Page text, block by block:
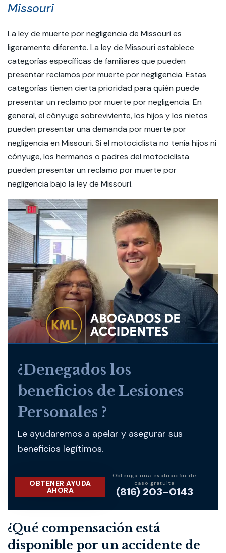
Missouri
La ley de muerte por negligencia de Missouri es
ligeramente diferente. La ley de Missouri establece
categorías específicas de familiares que pueden
presentar reclamos por muerte por negligencia. Estas
categorías tienen cierta prioridad para quién puede
presentar un reclamo por muerte por negligencia. En
general, el cónyuge sobreviviente, los hijos y los nietos
pueden presentar una demanda por muerte por
negligencia en Missouri. Si el motociclista no tenía hijos ni
cónyuge, los hermanos o padres del motociclista
pueden presentar un reclamo por muerte por
negligencia bajo la ley de Missouri.
¿Denegados los
beneficios de Lesiones
Personales ?
Le ayudaremos a apelar y asegurar sus
beneficios legítimos.
OBTENER AYUDA
AHORA
Obtenga una evaluación de
caso gratuita
(816) 203-0143
¿Qué compensación está
disponible por un accidente de